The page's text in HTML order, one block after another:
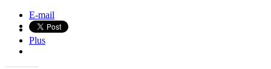
E-mail
Plus